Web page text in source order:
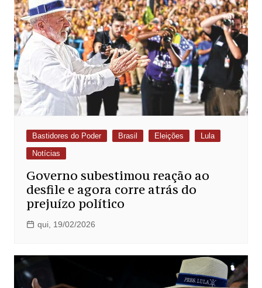
Bastidores do Poder Brasil Eleições
Lula
Notícias
Governo subestimou reação ao
desfile e agora corre atrás do
prejuízo político
qui, 19/02/2026